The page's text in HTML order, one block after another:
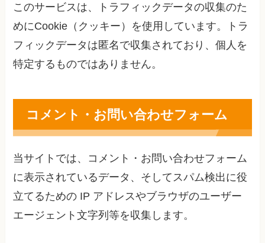
このサービスは、トラフィックデータの収集のた
めにCookie（クッキー）を使用しています。トラ
フィックデータは匿名で収集されており、個人を
特定するものではありません。
コメント・お問い合わせフォーム
当サイトでは、コメント・お問い合わせフォーム
に表示されているデータ、そしてスパム検出に役
立てるための IP アドレスやブラウザのユーザー
エージェント文字列等を収集します。